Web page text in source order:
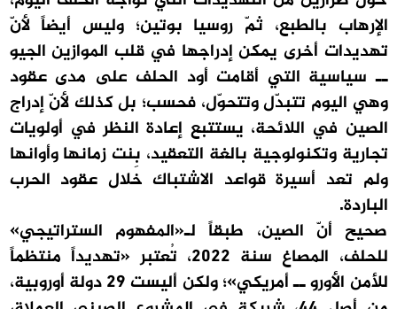
الإرهاب بالطبع، ثمّ روسيا بوتين؛ وليس أيضاً لأنّ
تهديدات أخرى يمكن إدراجها في قلب الموازين الجيو
ــ سياسية التي أقامت أود الحلف على مدى عقود
وهي اليوم تتبدّل وتتحوّل، فحسب؛ بل كذلك لأنّ إدراج
الصين في اللائحة، يستتبع إعادة النظر في أولويات
تجارية وتكنولوجية بالغة التعقيد، بِنت زمانها وأوانها
ولم تعد أسيرة قواعد الاشتباك خلال عقود الحرب
الباردة.
صحيح أنّ الصين، طبقاً لـ«المفهوم الستراتيجي»
للحلف، المصاغ سنة 2022، تُعتبر «تهديداً منتظماً
للأمن الأورو ــ أمريكي»؛ ولكن أليست 29 دولة أوروبية،